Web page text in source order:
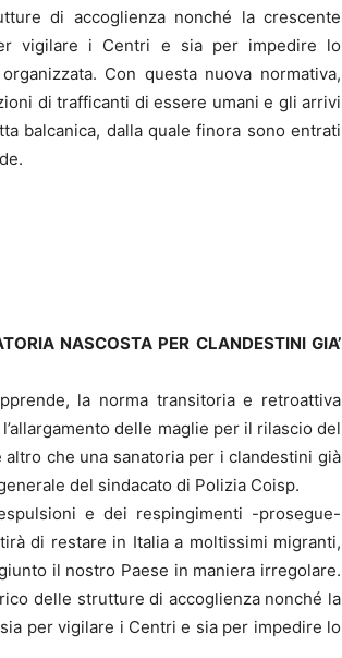
di accoglienza nonché la crescente
vigilare i Centri e sia per impedire lo
Con questa nuova normativa,
di trafficanti di essere umani e gli arrivi
balcanica, dalla quale finora sono entrati
NASCOSTA PER CLANDESTINI GIA’
la norma transitoria e retroattiva
delle maglie per il rilascio del
altro che una sanatoria per i clandestini già
del sindacato di Polizia Coisp.
e dei respingimenti -prosegue-
di restare in Italia a moltissimi migranti,
il nostro Paese in maniera irregolare.
delle strutture di accoglienza nonché la
per vigilare i Centri e sia per impedire lo